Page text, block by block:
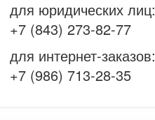
для юридических лиц:
+7 (843) 273-82-77
для интернет-заказов:
+7 (986) 713-28-35